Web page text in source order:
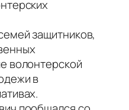
защитников,
волонтерской
в